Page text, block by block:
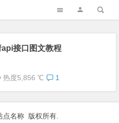
接口图文教程
热度5,856 ℃ 1
名称 版权所有.